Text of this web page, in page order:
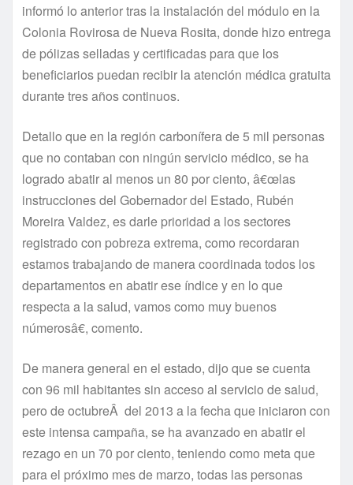
informó lo anterior tras la instalación del módulo en la
Colonia Rovirosa de Nueva Rosita, donde hizo entrega
de pólizas selladas y certificadas para que los
beneficiarios puedan recibir la atención médica gratuita
durante tres años continuos.
Detallo que en la región carboní­fera de 5 mil personas
que no contaban con ningún servicio médico, se ha
logrado abatir al menos un 80 por ciento, â€œlas
instrucciones del Gobernador del Estado, Rubén
Moreira Valdez, es darle prioridad a los sectores
registrado con pobreza extrema, como recordaran
estamos trabajando de manera coordinada todos los
departamentos en abatir ese í­ndice y en lo que
respecta a la salud, vamos como muy buenos
númerosâ€, comento.
De manera general en el estado, dijo que se cuenta
con 96 mil habitantes sin acceso al servicio de salud,
pero de octubreÂ del 2013 a la fecha que iniciaron con
este intensa campaña, se ha avanzado en abatir el
rezago en un 70 por ciento, teniendo como meta que
para el próximo mes de marzo, todas las personas